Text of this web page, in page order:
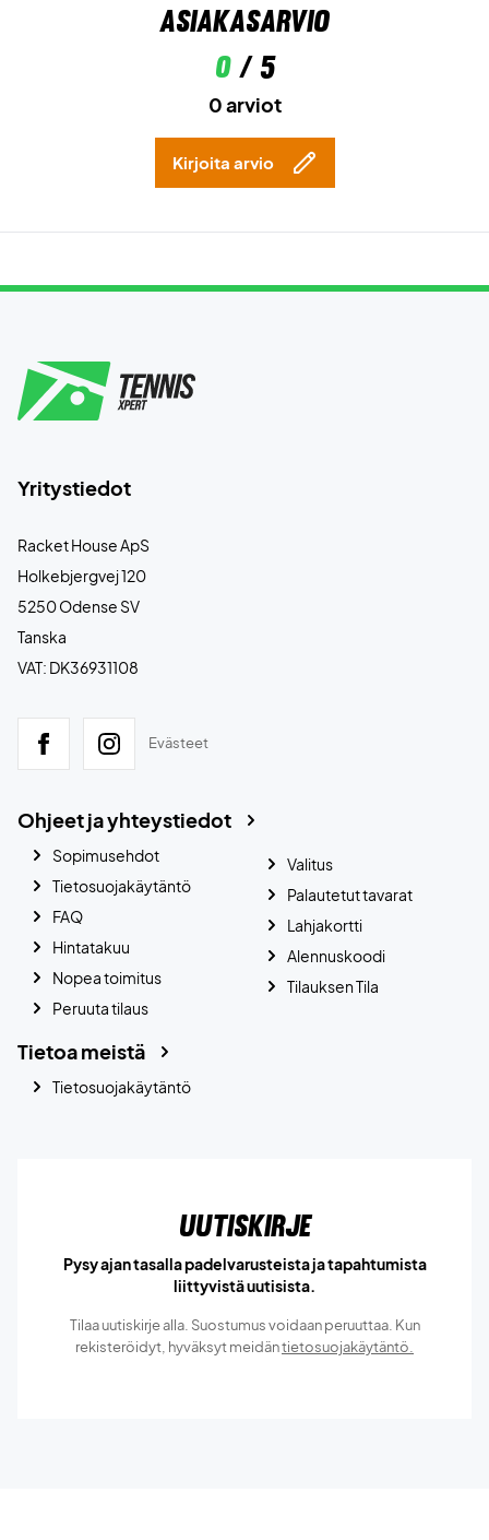
Asiakasarvio
0/ 5
0 arviot
Kirjoita arvio
Yritystiedot
Racket House ApS
Holkebjergvej 120
5250 Odense SV
Tanska
VAT: DK36931108
Evästeet
Ohjeet ja yhteystiedot
Sopimusehdot
Tietosuojakäytäntö
FAQ
Hintatakuu
Nopea toimitus
Peruuta tilaus
Valitus
Palautetut tavarat
Lahjakortti
Alennuskoodi
Tilauksen Tila
Tietoa meistä
Tietosuojakäytäntö
Uutiskirje
Pysy ajan tasalla padelvarusteista ja tapahtumista
liittyvistä uutisista.
Tilaa uutiskirje alla. Suostumus voidaan peruuttaa. Kun
rekisteröidyt, hyväksyt meidäntietosuojakäytäntö.